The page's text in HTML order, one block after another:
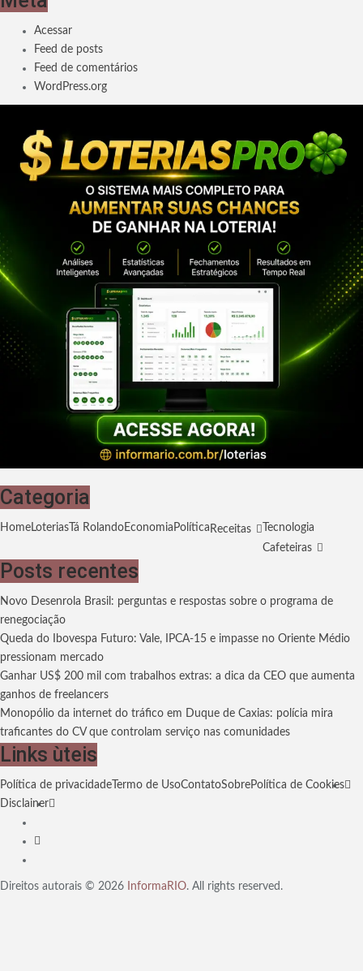
Acessar
Feed de posts
Feed de comentários
WordPress.org
Categoria
HomeLoterias Tá RolandoEconomia Política Receitas
Tecnologia
Cafeteiras
Posts recentes
Novo Desenrola Brasil: perguntas e respostas sobre o programa de
renegociação
Queda do Ibovespa Futuro: Vale, IPCA-15 e impasse no Oriente Médio
pressionam mercado
Ganhar US$ 200 mil com trabalhos extras: a dica da CEO que aumenta
ganhos de freelancers
Monopólio da internet do tráfico em Duque de Caxias: polícia mira
traficantes do CV que controlam serviço nas comunidades
Links ùteis
Política de privacidade Termo de UsoContatoSobrePolítica de Cookies
Disclainer
Direitos autorais © 2026 InformaRIO. All rights reserved.